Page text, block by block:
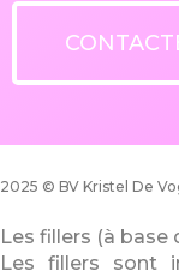
2025 © BV Kristel De
Les fillers (à base
Les fillers sont